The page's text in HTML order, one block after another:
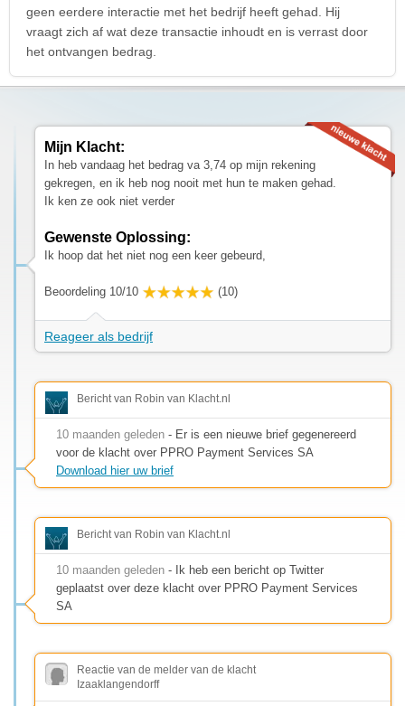
geen eerdere interactie met het bedrijf heeft gehad. Hij
vraagt zich af wat deze transactie inhoudt en is verrast door
het ontvangen bedrag.
Mijn Klacht:
In heb vandaag het bedrag va 3,74 op mijn rekening
gekregen, en ik heb nog nooit met hun te maken gehad.
Ik ken ze ook niet verder
Gewenste Oplossing:
Ik hoop dat het niet nog een keer gebeurd,
Beoordeling 10/10 (10)
Reageer als bedrijf
Bericht van Robin van Klacht.nl
10 maanden geleden - Er is een nieuwe brief gegenereerd
voor de klacht over PPRO Payment Services SA
Download hier uw brief
Bericht van Robin van Klacht.nl
10 maanden geleden - Ik heb een bericht op Twitter
geplaatst over deze klacht over PPRO Payment Services
SA
Reactie van de melder van de klacht
Izaaklangendorff